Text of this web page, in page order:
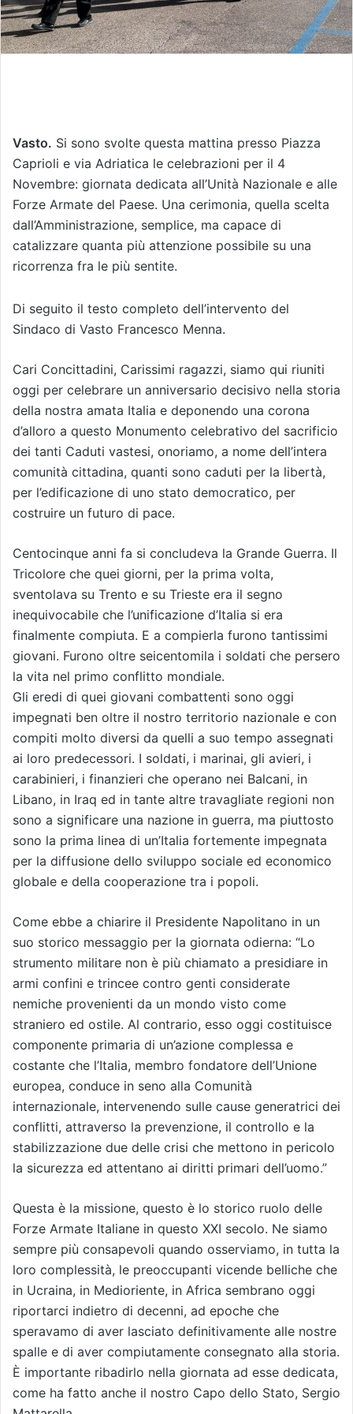
Vasto. Si sono svolte questa mattina presso Piazza
Caprioli e via Adriatica le celebrazioni per il 4
Novembre: giornata dedicata all’Unità Nazionale e alle
Forze Armate del Paese. Una cerimonia, quella scelta
dall’Amministrazione, semplice, ma capace di
catalizzare quanta più attenzione possibile su una
ricorrenza fra le più sentite.
Di seguito il testo completo dell’intervento del
Sindaco di Vasto Francesco Menna.
Cari Concittadini, Carissimi ragazzi, siamo qui riuniti
oggi per celebrare un anniversario decisivo nella storia
della nostra amata Italia e deponendo una corona
d’alloro a questo Monumento celebrativo del sacrificio
dei tanti Caduti vastesi, onoriamo, a nome dell’intera
comunità cittadina, quanti sono caduti per la libertà,
per l’edificazione di uno stato democratico, per
costruire un futuro di pace.
Centocinque anni fa si concludeva la Grande Guerra. Il
Tricolore che quei giorni, per la prima volta,
sventolava su Trento e su Trieste era il segno
inequivocabile che l’unificazione d’Italia si era
finalmente compiuta. E a compierla furono tantissimi
giovani. Furono oltre seicentomila i soldati che persero
la vita nel primo conflitto mondiale.
Gli eredi di quei giovani combattenti sono oggi
impegnati ben oltre il nostro territorio nazionale e con
compiti molto diversi da quelli a suo tempo assegnati
ai loro predecessori. I soldati, i marinai, gli avieri, i
carabinieri, i finanzieri che operano nei Balcani, in
Libano, in Iraq ed in tante altre travagliate regioni non
sono a significare una nazione in guerra, ma piuttosto
sono la prima linea di un’Italia fortemente impegnata
per la diffusione dello sviluppo sociale ed economico
globale e della cooperazione tra i popoli.
Come ebbe a chiarire il Presidente Napolitano in un
suo storico messaggio per la giornata odierna: “Lo
strumento militare non è più chiamato a presidiare in
armi confini e trincee contro genti considerate
nemiche provenienti da un mondo visto come
straniero ed ostile. Al contrario, esso oggi costituisce
componente primaria di un’azione complessa e
costante che l’Italia, membro fondatore dell’Unione
europea, conduce in seno alla Comunità
internazionale, intervenendo sulle cause generatrici dei
conflitti, attraverso la prevenzione, il controllo e la
stabilizzazione due delle crisi che mettono in pericolo
la sicurezza ed attentano ai diritti primari dell’uomo.”
Questa è la missione, questo è lo storico ruolo delle
Forze Armate Italiane in questo XXI secolo. Ne siamo
sempre più consapevoli quando osserviamo, in tutta la
loro complessità, le preoccupanti vicende belliche che
in Ucraina, in Medioriente, in Africa sembrano oggi
riportarci indietro di decenni, ad epoche che
speravamo di aver lasciato definitivamente alle nostre
spalle e di aver compiutamente consegnato alla storia.
È importante ribadirlo nella giornata ad esse dedicata,
come ha fatto anche il nostro Capo dello Stato, Sergio